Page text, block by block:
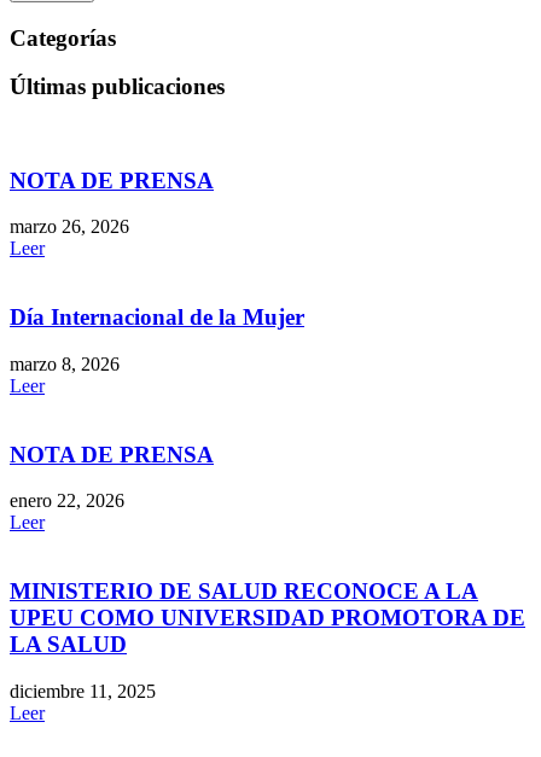
Categorías
Últimas publicaciones
NOTA DE PRENSA
marzo 26, 2026
Leer
Día Internacional de la Mujer
marzo 8, 2026
Leer
NOTA DE PRENSA
enero 22, 2026
Leer
MINISTERIO DE SALUD RECONOCE A LA
UPEU COMO UNIVERSIDAD PROMOTORA DE
LA SALUD
diciembre 11, 2025
Leer